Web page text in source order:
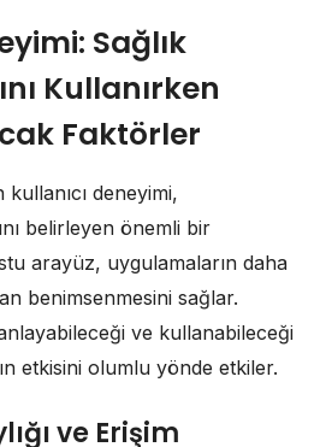
Sağlık
Kullanırken
Faktörler
kullanıcı deneyimi,
belirleyen önemli bir
arayüz, uygulamaların daha
benimsenmesini sağlar.
ve kullanabileceği
etkisini olumlu yönde etkiler.
ve Erişim